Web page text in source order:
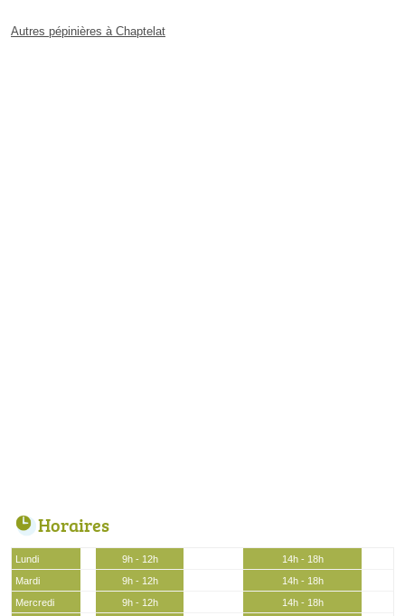
Autres pépinières à Chaptelat
Horaires
Lundi 9h - 12h
14h - 18h
Mardi
9h - 12h
14h - 18h
Mercredi
9h - 12h
14h - 18h